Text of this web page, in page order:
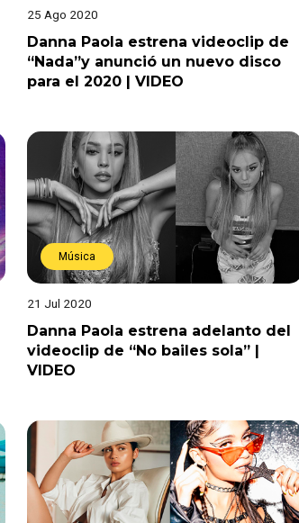
25 Ago 2020
Danna Paola estrena videoclip de
“Nada”y anunció un nuevo disco
para el 2020 | VIDEO
Música
21 Jul 2020
Danna Paola estrena adelanto del
videoclip de “No bailes sola” |
VIDEO